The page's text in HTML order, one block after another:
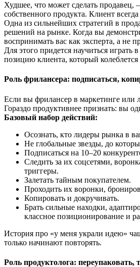
Худшее, что может сделать продавец,
собственного продукта. Клиент
Одна из сильнейших стратегий в
решений на рынке. Когда вы
воспринимать вас как эксперта, а не
Для этого придется научиться играть
позицию клиента, который
Роль фрилансера: подписаться,
Если вы фрилансер в маркетинге или
Гораздо продуктивнее признать: вы
Базовый набор действий:
Осознать, кто лидеры рынка в
Не глобальные звезды, до
Подписаться на 10–20
Следить за их соцсетями,
триггеры.
Залетать тайным покупателем.
Проходить их воронки,
Копировать и докручивать.
Брать сильные находки,
классное позиционирование и
История про «у меня украли идею»
только начинают повторять.
Роль продуктолога: переупаковать,